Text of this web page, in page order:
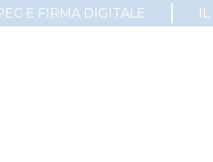
E FIRMA DIGITALE